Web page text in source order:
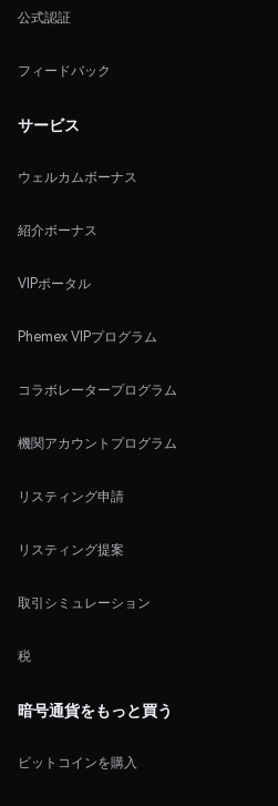
公式認証
フィードバック
サービス
ウェルカムボーナス
紹介ボーナス
VIPポータル
Phemex VIPプログラム
コラボレータープログラム
機関アカウントプログラム
リスティング申請
リスティング提案
取引シミュレーション
税
暗号通貨をもっと買う
ビットコインを購入